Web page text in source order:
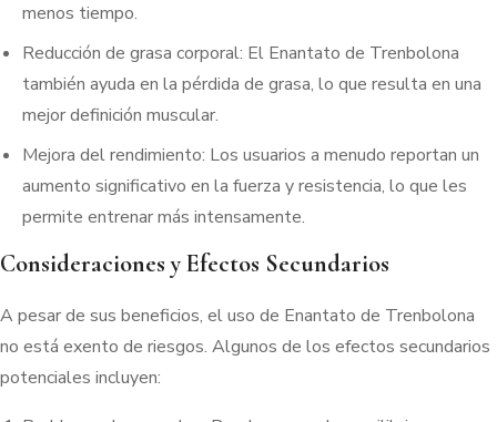
menos tiempo.
Reducción de grasa corporal: El Enantato de Trenbolona
también ayuda en la pérdida de grasa, lo que resulta en una
mejor definición muscular.
Mejora del rendimiento: Los usuarios a menudo reportan un
aumento significativo en la fuerza y resistencia, lo que les
permite entrenar más intensamente.
Consideraciones y Efectos Secundarios
A pesar de sus beneficios, el uso de Enantato de Trenbolona
no está exento de riesgos. Algunos de los efectos secundarios
potenciales incluyen: